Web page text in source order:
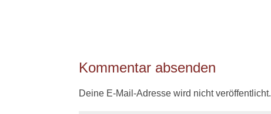
Kommentar absenden
Deine E-Mail-Adresse wird nicht veröffentlicht.